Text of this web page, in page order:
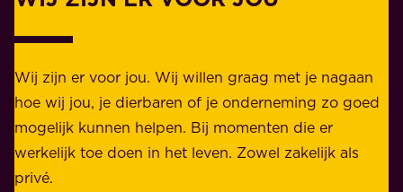
k
e
l
i
j
k
i
h
e
i
d
d
Wij zijn er voor jou. Wij willen graag met je nagaan
hoe wij jou, je dierbaren of je onderneming zo goed
mogelijk kunnen helpen. Bij momenten die er
werkelijk toe doen in het leven. Zowel zakelijk als
privé.